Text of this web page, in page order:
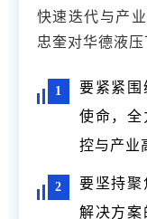
快速迭代与产
忠奎对华德液压
1
要紧紧围
使命，全
控与产业
2
要坚持聚
解决方案